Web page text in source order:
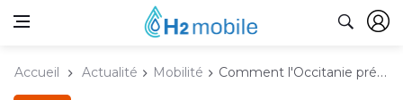
Accueil Actualité Mobilité Comment l'Occitanie prépare la révolution hydrogène